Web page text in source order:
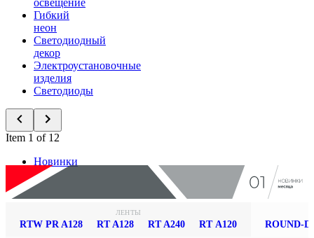
освещение
Гибкий
неон
Светодиодный
декор
Электроустановочные
изделия
Светодиоды
Item 1 of 12
Новинки
ЛЕНТЫ
RTW PR A128 RT A128 RT A240 RT А120 ROUND-